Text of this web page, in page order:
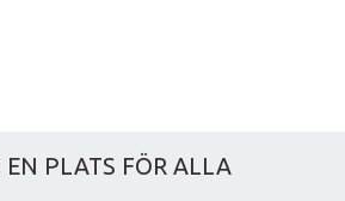
PLATS FÖR ALLA